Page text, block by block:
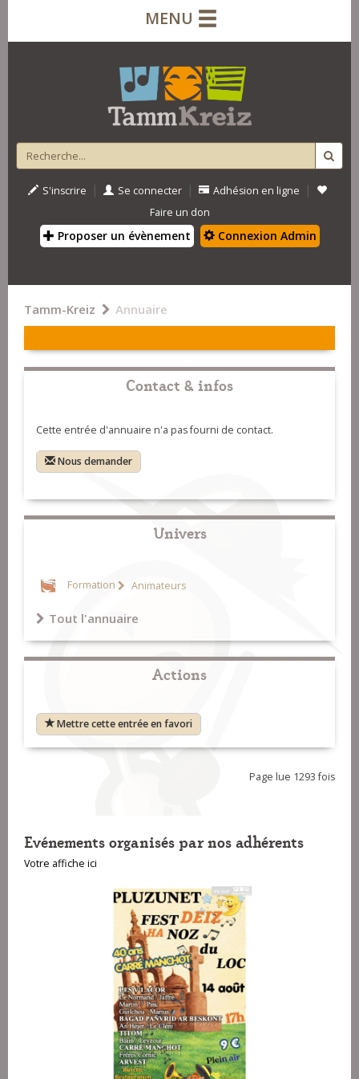
MENU
S'inscrire | Se connecter | Adhésion en ligne |
Faire un don
Proposer un évènement Connexion Admin
Tamm-Kreiz Annuaire
Contact & infos
Cette entrée d'annuaire n'a pas fourni de contact.
Nous demander
Univers
Formation Animateurs
Tout l'annuaire
Actions
Mettre cette entrée en favori
Page lue 1293 fois
Evénements organisés par nos adhérents
Votre affiche ici